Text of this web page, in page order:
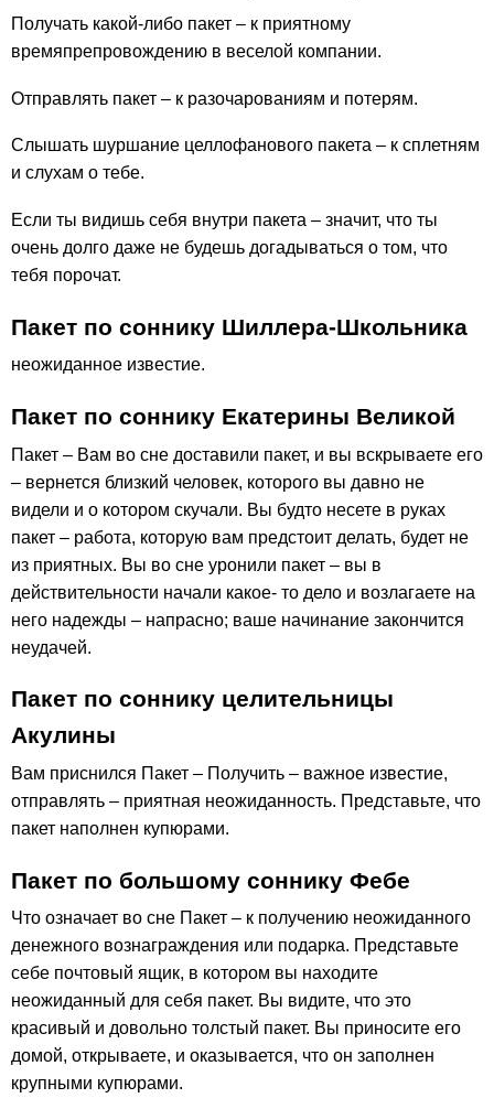
Получать какой-либо пакет – к приятному
времяпрепровождению в веселой компании.
Отправлять пакет – к разочарованиям и потерям.
Слышать шуршание целлофанового пакета – к сплетням
и слухам о тебе.
Если ты видишь себя внутри пакета – значит, что ты
очень долго даже не будешь догадываться о том, что
тебя порочат.
Пакет по соннику Шиллера-Школьника
неожиданное известие.
Пакет по соннику Екатерины Великой
Пакет – Вам во сне доставили пакет, и вы вскрываете его
– вернется близкий человек, которого вы давно не
видели и о котором скучали. Вы будто несете в руках
пакет – работа, которую вам предстоит делать, будет не
из приятных. Вы во сне уронили пакет – вы в
действительности начали какое- то дело и возлагаете на
него надежды – напрасно; ваше начинание закончится
неудачей.
Пакет по соннику целительницы
Акулины
Вам приснился Пакет – Получить – важное известие,
отправлять – приятная неожиданность. Представьте, что
пакет наполнен купюрами.
Пакет по большому соннику Фебе
Что означает во сне Пакет – к получению неожиданного
денежного вознаграждения или подарка. Представьте
себе почтовый ящик, в котором вы находите
неожиданный для себя пакет. Вы видите, что это
красивый и довольно толстый пакет. Вы приносите его
домой, открываете, и оказывается, что он заполнен
крупными купюрами.